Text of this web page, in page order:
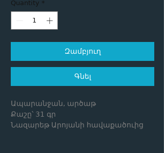
Quantity *
Զամբյուղ
Գնել
Ապարանջան, արծաթ
Քաշը՝ 31 գր
Նազարեթ Արոյանի հավաքածուից